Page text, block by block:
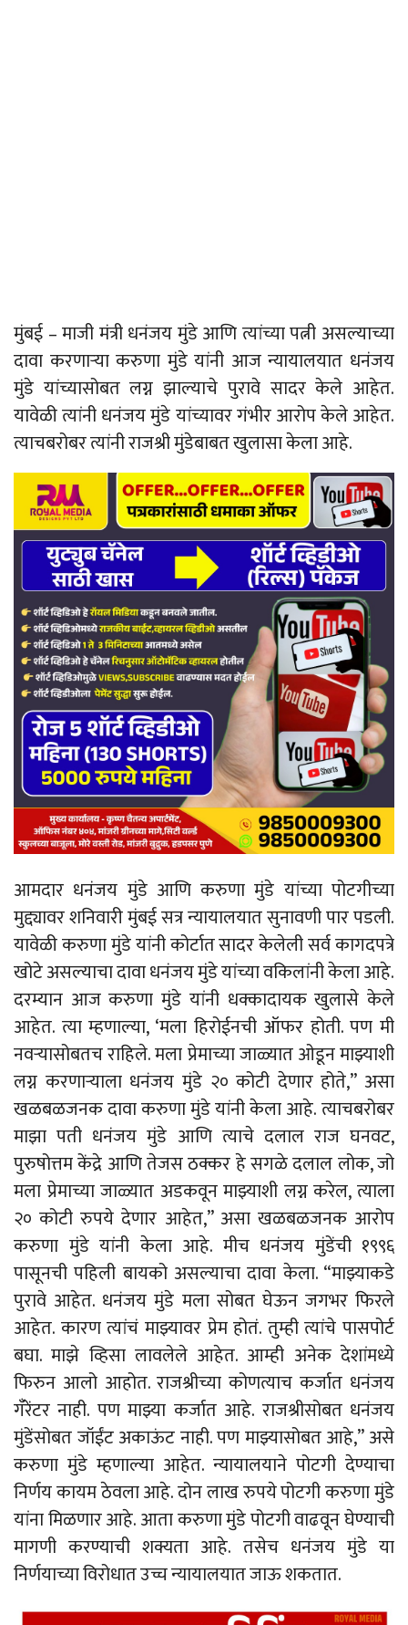
मुंबई – माजी मंत्री धनंजय मुंडे आणि त्यांच्या पत्नी असल्याच्या
दावा करणाऱ्या करुणा मुंडे यांनी आज न्यायालयात धनंजय
मुंडे यांच्यासोबत लग्न झाल्याचे पुरावे सादर केले आहेत.
यावेळी त्यांनी धनंजय मुंडे यांच्यावर गंभीर आरोप केले आहेत.
त्याचबरोबर त्यांनी राजश्री मुंडेबाबत खुलासा केला आहे.
आमदार धनंजय मुंडे आणि करुणा मुंडे यांच्या पोटगीच्या
मुद्द्यावर शनिवारी मुंबई सत्र न्यायालयात सुनावणी पार पडली.
यावेळी करुणा मुंडे यांनी कोर्टात सादर केलेली सर्व कागदपत्रे
खोटे असल्याचा दावा धनंजय मुंडे यांच्या वकिलांनी केला आहे.
दरम्यान आज करुणा मुंडे यांनी धक्कादायक खुलासे केले
आहेत. त्या म्हणाल्या, ‘मला हिरोईनची ऑफर होती. पण मी
नवऱ्यासोबतच राहिले. मला प्रेमाच्या जाळ्यात ओडून माझ्याशी
लग्न करणाऱ्याला धनंजय मुंडे २० कोटी देणार होते,” असा
खळबळजनक दावा करुणा मुंडे यांनी केला आहे. त्याचबरोबर
माझा पती धनंजय मुंडे आणि त्याचे दलाल राज घनवट,
पुरुषोत्तम केंद्रे आणि तेजस ठक्कर हे सगळे दलाल लोक, जो
मला प्रेमाच्या जाळ्यात अडकवून माझ्याशी लग्न करेल, त्याला
२० कोटी रुपये देणार आहेत,” असा खळबळजनक आरोप
करुणा मुंडे यांनी केला आहे. मीच धनंजय मुंडेंची १९९६
पासूनची पहिली बायको असल्याचा दावा केला. “माझ्याकडे
पुरावे आहेत. धनंजय मुंडे मला सोबत घेऊन जगभर फिरले
आहेत. कारण त्यांचं माझ्यावर प्रेम होतं. तुम्ही त्यांचे पासपोर्ट
बघा. माझे व्हिसा लावलेले आहेत. आम्ही अनेक देशांमध्ये
फिरुन आलो आहोत. राजश्रीच्या कोणत्याच कर्जात धनंजय
गँरेंटर नाही. पण माझ्या कर्जात आहे. राजश्रीसोबत धनंजय
मुंडेंसोबत जॉईंट अकाऊंट नाही. पण माझ्यासोबत आहे,” असे
करुणा मुंडे म्हणाल्या आहेत. न्यायालयाने पोटगी देण्याचा
निर्णय कायम ठेवला आहे. दोन लाख रुपये पोटगी करुणा मुंडे
यांना मिळणार आहे. आता करुणा मुंडे पोटगी वाढवून घेण्याची
मागणी करण्याची शक्यता आहे. तसेच धनंजय मुंडे या
निर्णयाच्या विरोधात उच्च न्यायालयात जाऊ शकतात.